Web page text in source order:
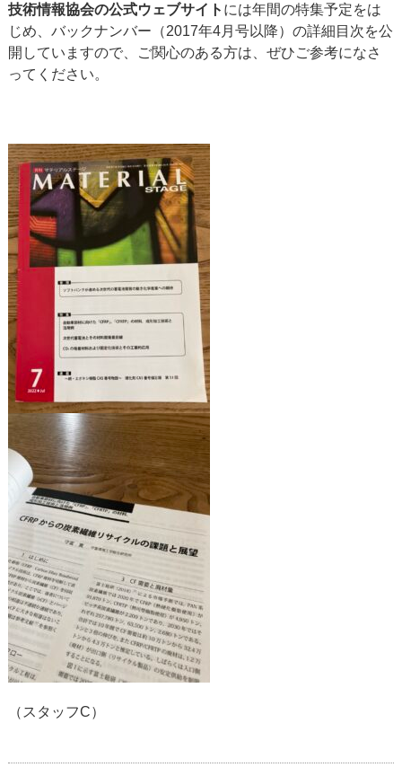
技術情報協会の公式ウェブサイト には年間の特集予定をは
じめ、バックナンバー（2017年4月号以降）の詳細目次を公
開していますので、ご関心のある方は、ぜひご参考になさ
ってください。
（スタッフC）